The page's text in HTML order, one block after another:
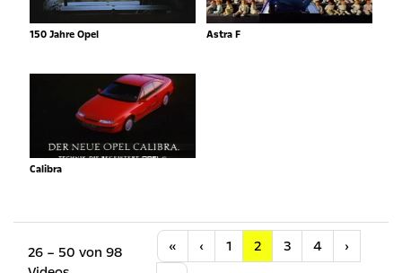
150 Jahre Opel Astra F
Calibra
26 – 50 von 98
«Anfang
‹Vorherige
1 2 3 4 ›Nächste